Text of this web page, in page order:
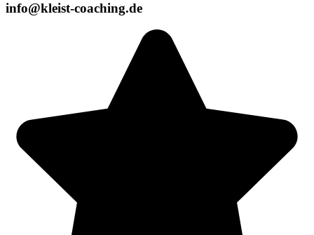
info@kleist-coaching.de